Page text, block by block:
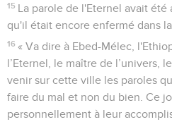
15 La parole de l'Eternel avait été
qu'il était encore enfermé dans
16 « Va dire à Ebed-Mélec,
l’Eternel, le maître de l’univers,
venir sur cette ville les paroles
faire du mal et non du bien. Ce
personnellement à leur